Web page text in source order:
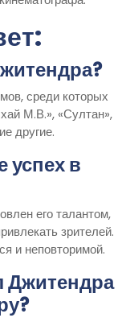
среди которых
М.В.», «Султан»,
другие.
успех в
его талантом,
зрителей.
и неповторимой.
Джитендра